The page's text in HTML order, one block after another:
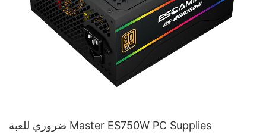
ضروري للعبة Master ES750W PC Supplies